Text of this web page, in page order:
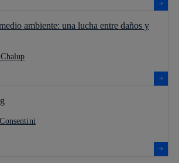
ambiente: una lucha entre daños y